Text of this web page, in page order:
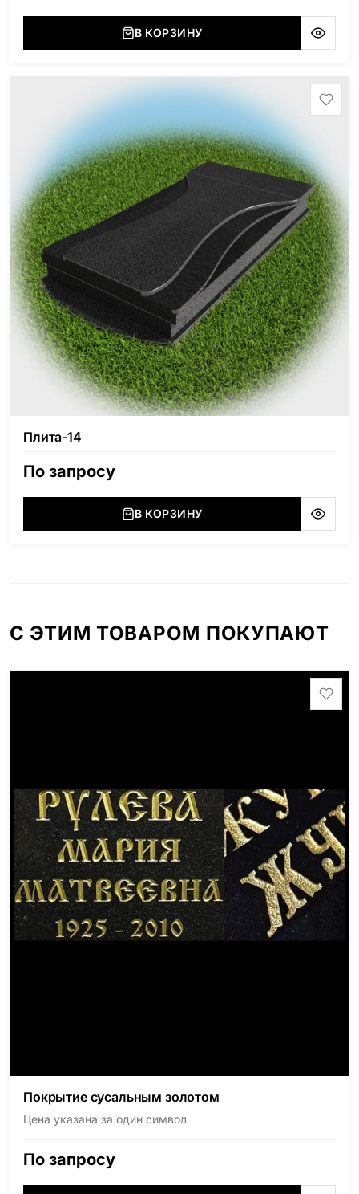
В КОРЗИНУ
Плита-14
По запросу
В КОРЗИНУ
С ЭТИМ ТОВАРОМ ПОКУПАЮТ
Покрытие сусальным золотом
Цена указана за один символ
По запросу